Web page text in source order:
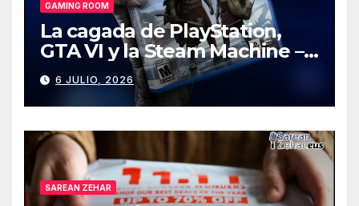
GAMING ROOM
La cagada de PlayStation,
GTA VI y la Steam Machine –
Gaming Room #130
6 JULIO, 2026
SAREAN ZEHAR